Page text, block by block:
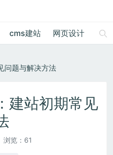
cms建站 网页设计 绘
问题与解决方法
建站初期常见
浏览：61